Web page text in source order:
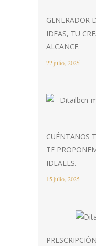
GENERADOR
IDEAS, TU
ALCANCE.
22 julio, 2025
CUÉNTANOS
TE
IDEALES.
15 julio, 2025